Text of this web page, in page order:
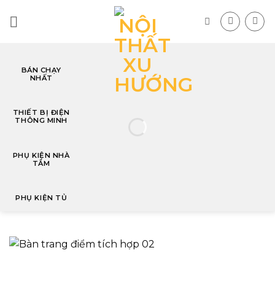
BÁN CHẠY
NHẤT
THIẾT BỊ ĐIỆN
THÔNG MINH
PHỤ KIỆN NHÀ
TẮM
PHỤ KIỆN TỦ